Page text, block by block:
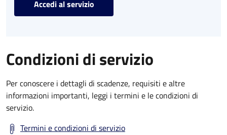
Accedi al servizio
Condizioni di servizio
Per conoscere i dettagli di scadenze, requisiti e altre
informazioni importanti, leggi i termini e le condizioni di
servizio.
Termini e condizioni di servizio